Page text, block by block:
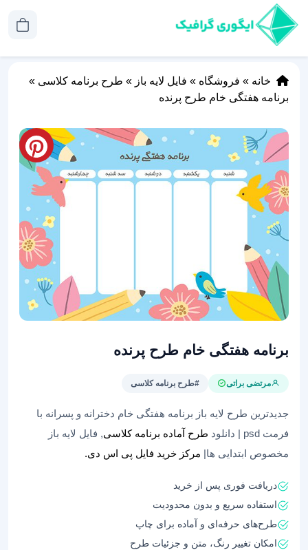
خانه » فروشگاه » فایل لایه باز » طرح برنامه کلاسی »
برنامه هفتگی خام طرح پرنده
برنامه هفتگی خام طرح پرنده
مرتضی براتی #طرح برنامه کلاسی
جدیدترین طرح لایه باز برنامه هفتگی خام دخترانه و پسرانه با
فرمت psd | دانلود
طرح آماده برنامه کلاسی, فایل لایه باز
مخصوص ابتدایی ها| مرکز خرید فایل پی اس دی.
دریافت فوری پس از خرید
استفاده سریع و بدون محدودیت
طرح‌های حرفه‌ای و آماده برای چاپ
امکان تغییر رنگ، متن و جزئیات طرح